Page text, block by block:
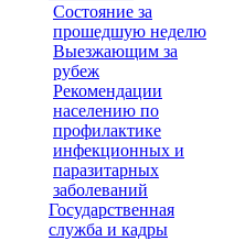
Состояние за
прошедшую неделю
Выезжающим за
рубеж
Рекомендации
населению по
профилактике
инфекционных и
паразитарных
заболеваний
Государственная
служба и кадры